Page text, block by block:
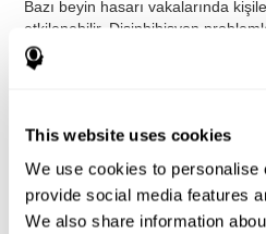
This website uses cookies
We use cookies to personalise
provide social media features
We also share information
Bazı beyin hasarı vakalarında
etkilenebilir. Disinhibisyon
bazı insanların konuşması aşırı
konuşmamalarına yol açar. Fakat
Yukarıda bahsedilen problemlerin
veyaObsesif Kompulsif
sorunudur. DEHB hem davranış
açabilir. Davranış ketlemesi